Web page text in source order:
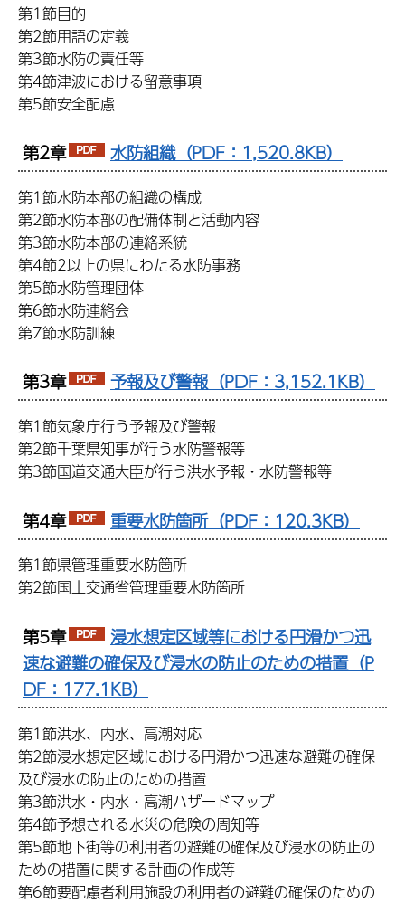
第1節目的
第2節用語の定義
第3節水防の責任等
第4節津波における留意事項
第5節安全配慮
第2章 水防組織（PDF：1,520.8KB）
第1節水防本部の組織の構成
第2節水防本部の配備体制と活動内容
第3節水防本部の連絡系統
第4節2以上の県にわたる水防事務
第5節水防管理団体
第6節水防連絡会
第7節水防訓練
第3章 予報及び警報（PDF：3,152.1KB）
第1節気象庁行う予報及び警報
第2節千葉県知事が行う水防警報等
第3節国道交通大臣が行う洪水予報・水防警報等
第4章 重要水防箇所（PDF：120.3KB）
第1節県管理重要水防箇所
第2節国土交通省管理重要水防箇所
第5章
浸水想定区域等における円滑かつ迅
速な避難の確保及び浸水の防止のための措置（P
DF：177.1KB）
第1節洪水、内水、高潮対応
第2節浸水想定区域における円滑かつ迅速な避難の確保
及び浸水の防止のための措置
第3節洪水・内水・高潮ハザードマップ
第4節予想される水災の危険の周知等
第5節地下街等の利用者の避難の確保及び浸水の防止の
ための措置に関する計画の作成等
第6節要配慮者利用施設の利用者の避難の確保のための